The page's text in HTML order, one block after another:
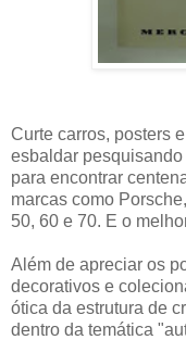
Curte carros, posters
esbaldar pesquisando
para encontrar
marcas como
50, 60 e 70. E o
Além de apreciar os
decorativos e
ótica da estrutura de
dentro da temática